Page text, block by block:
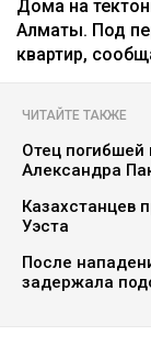
Дома на
Алматы. Под
квартир,
ЧИТАЙТЕ ТАКЖЕ
Отец
Александра
Казахстанцев
Уэста
После
задержала